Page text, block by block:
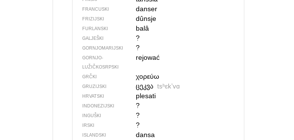
FRANCUSKI danser
FRIZIJSKI dûnsje
FURLANSKI balâ
GALJEŠKI ?
GORNJOMARIJSKI ?
GORNJO­
LUŽIČKOSRPSKI
rejować
GRČKI χορεύω
GRUZIJSKI ცეკვა tsʰɛkʼvɑ
HRVATSKI plesati
INDONEZIJSKI ?
INGUŠKI ?
IRSKI ?
ISLANDSKI dansa